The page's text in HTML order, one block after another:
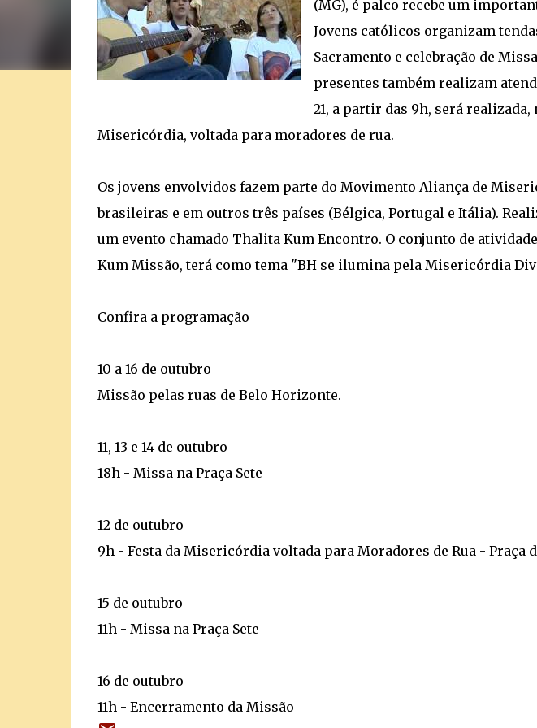
(MG), é palco recebe um
Jovens católicos organizam
Sacramento e celebração de
presentes também realizam
21, a partir das 9h, será realizada,
Misericórdia, voltada para moradores de rua.
Os jovens envolvidos fazem parte do Movimento Aliança de
brasileiras e em outros três países (Bélgica, Portugal e Itália).
um evento chamado Thalita Kum Encontro. O conjunto de
Kum Missão, terá como tema "BH se ilumina pela Misericórdia
Confira a programação
10 a 16 de outubro
Missão pelas ruas de Belo Horizonte.
11, 13 e 14 de outubro
18h - Missa na Praça Sete
12 de outubro
9h - Festa da Misericórdia voltada para Moradores de Rua - Praça
15 de outubro
11h - Missa na Praça Sete
16 de outubro
11h - Encerramento da Missão